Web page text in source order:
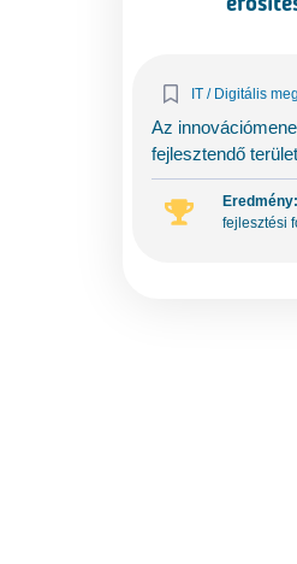
IT / Digitális
Az
fejlesztendő
Eredmény:
fejlesztési